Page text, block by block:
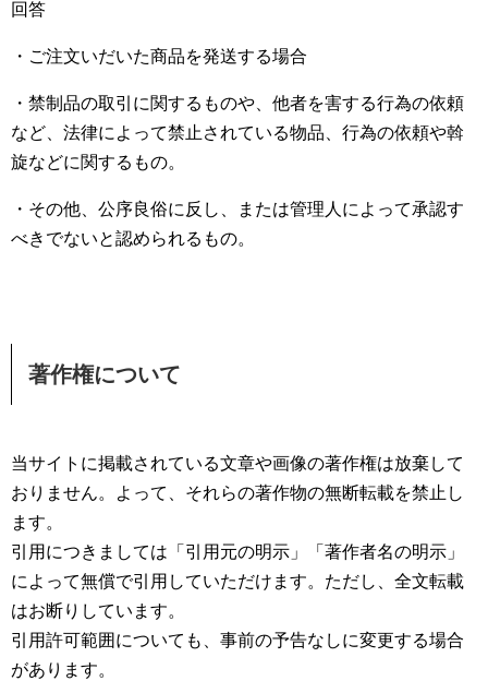
回答
・ご注文いだいた商品を発送する場合
・禁制品の取引に関するものや、他者を害する行為の依頼
など、法律によって禁止されている物品、行為の依頼や斡
旋などに関するもの。
・その他、公序良俗に反し、または管理人によって承認す
べきでないと認められるもの。
著作権について
当サイトに掲載されている文章や画像の著作権は放棄して
おりません。よって、それらの著作物の無断転載を禁止し
ます。
引用につきましては「引用元の明示」「著作者名の明示」
によって無償で引用していただけます。ただし、全文転載
はお断りしています。
引用許可範囲についても、事前の予告なしに変更する場合
があります。